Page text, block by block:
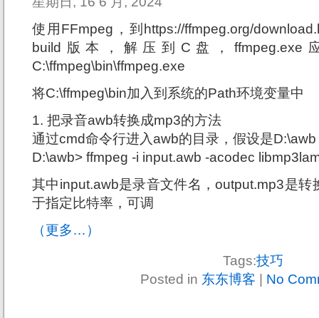
使用FFmpeg，到https://ffmpeg.org/
build版本，解压到C盘，
C:\ffmpeg\bin\ffmpeg.exe
将C:\ffmpeg\bin加入到系统的Path环境变量中
1. 把录音awb转换成mp3的方法
通过cmd命令行进入awb的目录，假设是
D:\awb> ffmpeg -i input.awb -acodec
其中input.awb是录音文件名，output.mp3是转
于指定比特率，可调
（更多…）
Tags:技巧
Posted in 东东博客 No